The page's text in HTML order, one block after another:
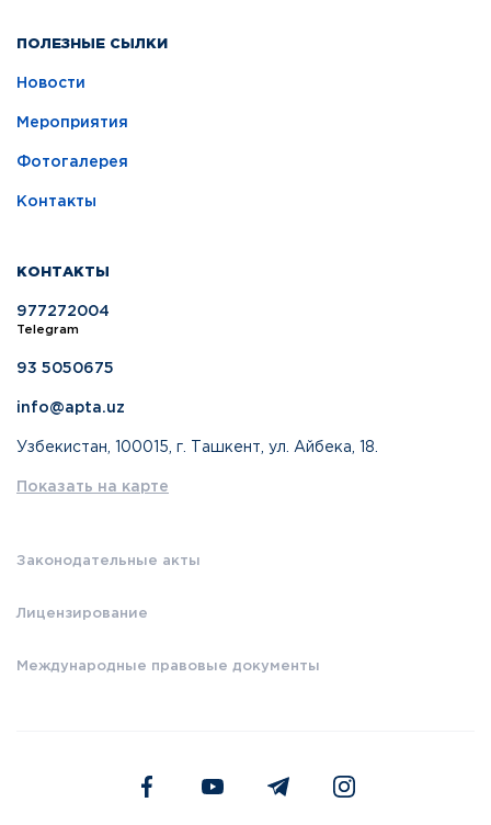
ПОЛЕЗНЫЕ СЫЛКИ
Новости
Мероприятия
Фотогалерея
Контакты
КОНТАКТЫ
977272004
Telegram
93 5050675
info@apta.uz
Узбекистан, 100015, г. Ташкент, ул. Айбека, 18.
Показать на карте
Законодательные акты
Лицензирование
Международные правовые документы